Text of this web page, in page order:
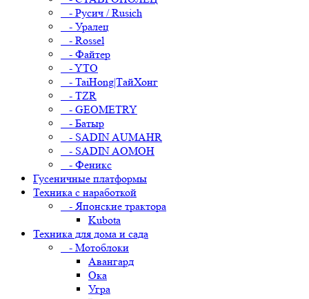
- Русич / Rusich
- Уралец
- Rossel
- Файтер
- YTO
- TaiHong|ТайХонг
- TZR
- GEOMETRY
- Батыр
- SADIN AUMAHR
- SADIN AOMOH
- Феникс
Гусеничные платформы
Техника с наработкой
- Японские трактора
Kubota
Техника для дома и сада
- Мотоблоки
Авангард
Ока
Угра